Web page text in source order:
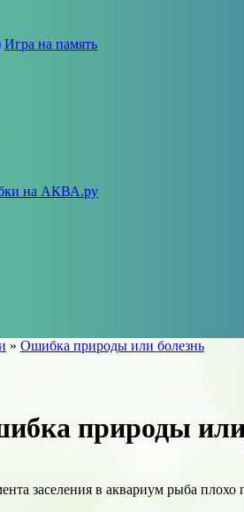
Игра на память
» Ошибка природы или болезнь
природы или
заселения в аквариум рыба плохо